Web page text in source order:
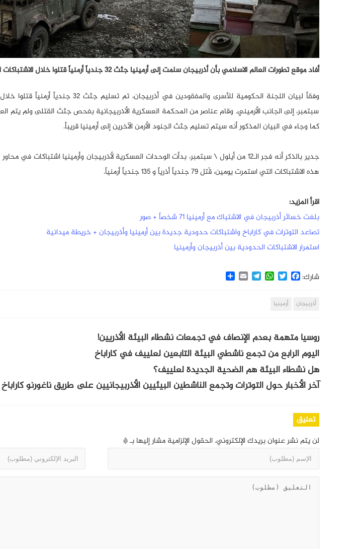
أفاد موقع تطورات العالم الاسلامي بأن أذربيجان سلمت إلى أرمينيا جثث 32 جندياً أرمنياً قتلوا خلال الاشتباكات الأخيرة.
سبتمبر، إلى الجانب الأرميني. وقام عناصر من المحكمة العسكرية الأذربيجانية بفحص جثث القتلى ولم يتم
كما وجاء في البيان المذكور أنه سيتم تسليم جثث الجنود الأرمن الآخرين إلى أرمينيا قريباً.
جدير بالذكر أنه فجر الـ12 من أيلول \ سبتمبر، بدأت الوحدات العسكرية لأذربيجان وأرمينيا
هذه الاشتباكات التي استمرت يومين، قُتل 79 جندياً أذرياً و 135 جندياً أرمنياً.
اقرأ المزيد:
بلغت خسائر أذربيجان في الاشتباك مع أرمينيا 71 شخصاً + صور
تصاعد التوترات في كاراباخ واشتباكات حدودية جديدة بين أرمينيا وأذربيجان + خريطة ميدانية
استمرار الاشتباكات الحدودية بين أذربيجان وأرمينيا
شارك: Facebook
Twitter
WhatsApp
Telegram
Email
أذربيجان أرمينيا
روسيا متهمة بعدم الإنصاف في تجمعات نشطاء البيئة الأذريين!
اليوم الرابع من تجمع ناشطي البيئة التابعين لعلييف في كاراباخ
هل نشطاء البيئة هم الضحية الجديدة لعلييف؟
آخر الأخبار حول التوترات وتجمع الناشطين البيئيين الأذربيجانيين على طريق ناغورنو كاراباخ
تعليق
لن يتم نشر عنوان بريدك الإلكتروني. الحقول الإلزامية مشار إليها بـ*